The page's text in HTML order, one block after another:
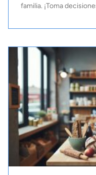
familia. ¡Toma